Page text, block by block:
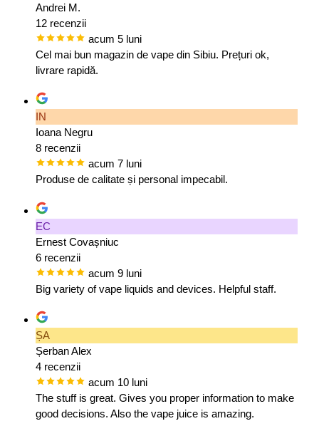
Andrei M.
12 recenzii
acum 5 luni
Cel mai bun magazin de vape din Sibiu. Prețuri ok,
livrare rapidă.
IN
Ioana Negru
8 recenzii
acum 7 luni
Produse de calitate și personal impecabil.
EC
Ernest Covașniuc
6 recenzii
acum 9 luni
Big variety of vape liquids and devices. Helpful staff.
ȘA
Șerban Alex
4 recenzii
acum 10 luni
The stuff is great. Gives you proper information to make
good decisions. Also the vape juice is amazing.